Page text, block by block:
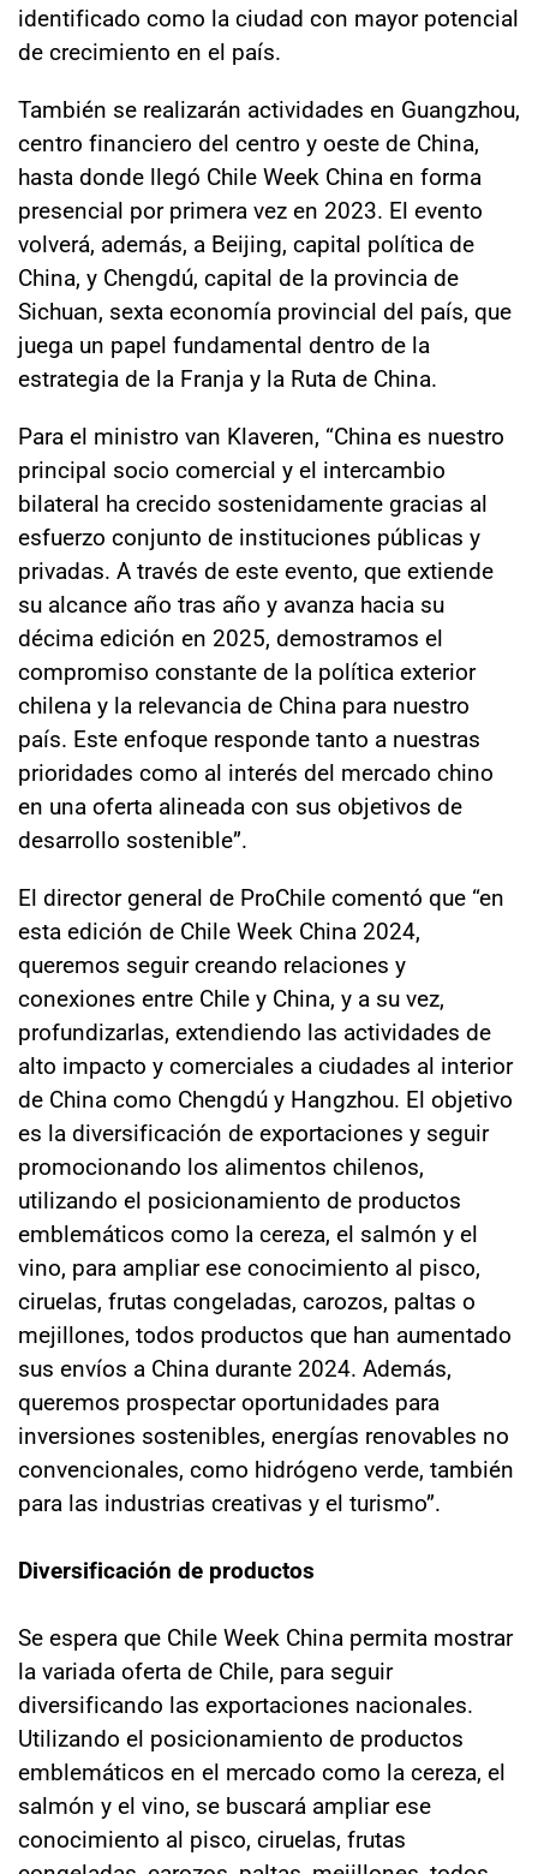
identificado como la ciudad con mayor potencial
de crecimiento en el país.
También se realizarán actividades en Guangzhou,
centro financiero del centro y oeste de China,
hasta donde llegó Chile Week China en forma
presencial por primera vez en 2023. El evento
volverá, además, a Beijing, capital política de
China, y Chengdú, capital de la provincia de
Sichuan, sexta economía provincial del país, que
juega un papel fundamental dentro de la
estrategia de la Franja y la Ruta de China.
Para el ministro van Klaveren, “China es nuestro
principal socio comercial y el intercambio
bilateral ha crecido sostenidamente gracias al
esfuerzo conjunto de instituciones públicas y
privadas. A través de este evento, que extiende
su alcance año tras año y avanza hacia su
décima edición en 2025, demostramos el
compromiso constante de la política exterior
chilena y la relevancia de China para nuestro
país. Este enfoque responde tanto a nuestras
prioridades como al interés del mercado chino
en una oferta alineada con sus objetivos de
desarrollo sostenible”.
El director general de ProChile comentó que “en
esta edición de Chile Week China 2024,
queremos seguir creando relaciones y
conexiones entre Chile y China, y a su vez,
profundizarlas, extendiendo las actividades de
alto impacto y comerciales a ciudades al interior
de China como Chengdú y Hangzhou. El objetivo
es la diversificación de exportaciones y seguir
promocionando los alimentos chilenos,
utilizando el posicionamiento de productos
emblemáticos como la cereza, el salmón y el
vino, para ampliar ese conocimiento al pisco,
ciruelas, frutas congeladas, carozos, paltas o
mejillones, todos productos que han aumentado
sus envíos a China durante 2024. Además,
queremos prospectar oportunidades para
inversiones sostenibles, energías renovables no
convencionales, como hidrógeno verde, también
para las industrias creativas y el turismo”.
Diversificación de productos
Se espera que Chile Week China permita mostrar
la variada oferta de Chile, para seguir
diversificando las exportaciones nacionales.
Utilizando el posicionamiento de productos
emblemáticos en el mercado como la cereza, el
salmón y el vino, se buscará ampliar ese
conocimiento al pisco, ciruelas, frutas